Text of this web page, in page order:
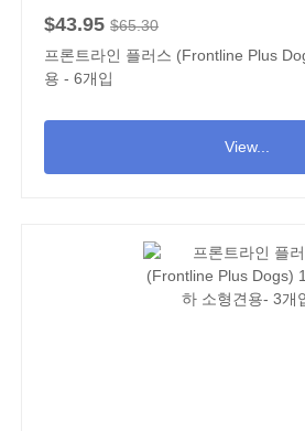
$43.95 $65.30
프론트라인 플러스 (Frontline Plus
용 - 6개입
View...